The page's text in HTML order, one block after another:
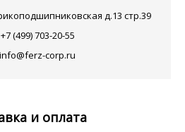
д.13 стр.39
+7 (499) 703-20-55
info@ferz-corp.ru
и оплата